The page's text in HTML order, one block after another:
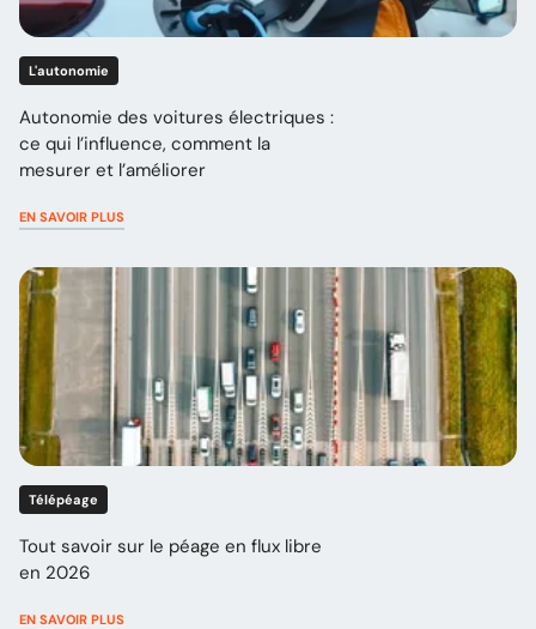
L'autonomie
Autonomie des voitures électriques :
ce qui l’influence, comment la
mesurer et l’améliorer
EN SAVOIR PLUS
Télépéage
Tout savoir sur le péage en flux libre
en 2026
EN SAVOIR PLUS